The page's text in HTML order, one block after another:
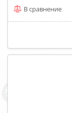
В сравнение